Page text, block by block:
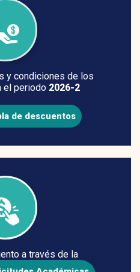
y condiciones de los
el periodo 2026-2
de descuentos
a través de la